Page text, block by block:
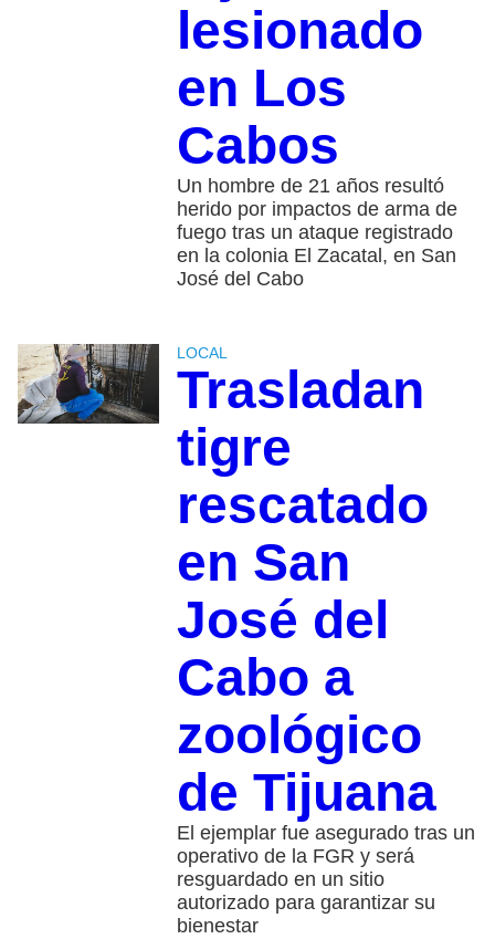
lesionado
en Los
Cabos
Un hombre de 21 años resultó
herido por impactos de arma de
fuego tras un ataque registrado
en la colonia El Zacatal, en San
José del Cabo
LOCAL
Trasladan
tigre
rescatado
en San
José del
Cabo a
zoológico
de Tijuana
El ejemplar fue asegurado tras un
operativo de la FGR y será
resguardado en un sitio
autorizado para garantizar su
bienestar